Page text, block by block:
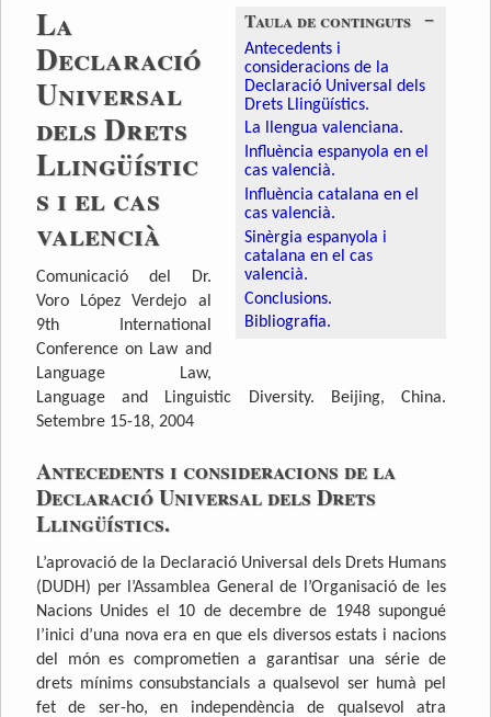
−
Taula de continguts
Antecedents i
consideracions de la
Declaració Universal dels
Drets Llingüístics.
La llengua valenciana.
Influència espanyola en el
cas valencià.
Influència catalana en el
cas valencià.
Sinèrgia espanyola i
catalana en el cas
valencià.
Conclusions.
Bibliografia.
La
Declaració
Universal
dels Drets
Llingüístic
s i el cas
valencià
Comunicació del Dr.
Voro López Verdejo al
9th International
Conference on Law and
Language Law,
Language and Linguistic Diversity. Beijing, China.
Setembre 15-18, 2004
Antecedents i consideracions de la
Declaració Universal dels Drets
Llingüístics.
L’aprovació de la Declaració Universal dels Drets Humans
(DUDH) per l’Assamblea General de l’Organisació de les
Nacions Unides el 10 de decembre de 1948 supongué
l’inici d’una nova era en que els diversos estats i nacions
del món es comprometien a garantisar una série de
drets mínims consubstancials a qualsevol ser humà pel
fet de ser-ho, en independència de qualsevol atra